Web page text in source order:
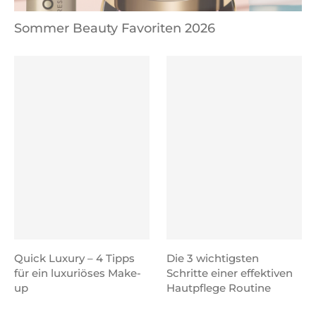
Sommer Beauty Favoriten 2026
Quick Luxury – 4 Tipps
für ein luxuriöses Make-
up
Die 3 wichtigsten
Schritte einer effektiven
Hautpflege Routine